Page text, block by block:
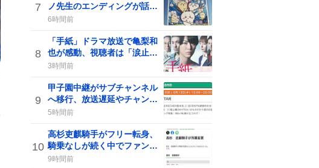
7
ノ先生のエンディングが話題
に、ファンは「楽しかった」
6時間前
8
「手紙」ドラマ放送で亀梨和
也が感動、視聴者は「涙止ま
らん」や「胸が苦しい」声が
3時間前
9
甲子園中継がサブチャンネル
へ移行、放送遅延やチャンネ
ル変更で視聴者は「変だ」
5時間前
10
高杉吏麒騎手がフリー転身、
騎乗なしが続く中でファンの
間に疑問の声が上がる
9時間前